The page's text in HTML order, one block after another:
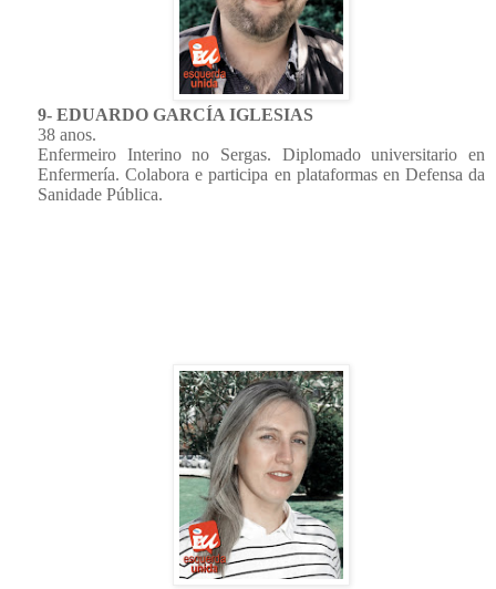
9- EDUARDO GARCÍA IGLESIAS
38 anos.
Enfermeiro Interino no Sergas. Diplomado universitario en
Enfermería. Colabora e participa en plataformas en Defensa da
Sanidade Pública.